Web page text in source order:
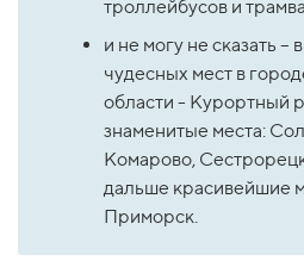
троллейбусов и
и не могу не сказать –
чудесных мест в
области - Курортный
знаменитые места:
Комарово,
дальше красивейшие
Приморск.